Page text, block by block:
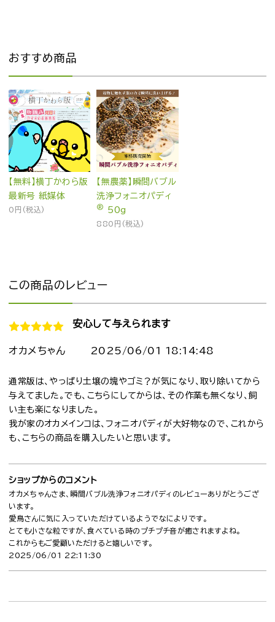
おすすめ商品
【無料】横丁かわら版
最新号 紙媒体
0円(税込)
【無農薬】瞬間バブル
洗浄フォニオパディ
® 50g
880円(税込)
この商品のレビュー
安心して与えられます
オカメちゃん 2025/06/01 18:14:48
通常版は、やっぱり土壌の塊やゴミ？が気になり、取り除いてから
与えてました。でも、こちらにしてからは、その作業も無くなり、飼
い主も楽になりました。
我が家のオカメインコは、フォニオパディが大好物なので、これから
も、こちらの商品を購入したいと思います。
ショップからのコメント
オカメちゃんさま、瞬間バブル洗浄フォニオパディのレビューありがとうござ
います。
愛鳥さんに気に入っていただけているようでなによりです。
とても小さな粒ですが、食べている時のプチプチ音が癒されますよね。
これからもご愛顧いただけると嬉しいです。
2025/06/01 22:11:30